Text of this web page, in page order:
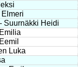
Elmeri
Suurnäkki Heidi
Luka